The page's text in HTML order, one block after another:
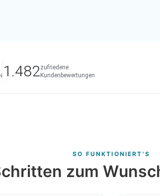
1.482zufriedene
Kundenbewertungen
SO FUNKTIONIERT'S
zum